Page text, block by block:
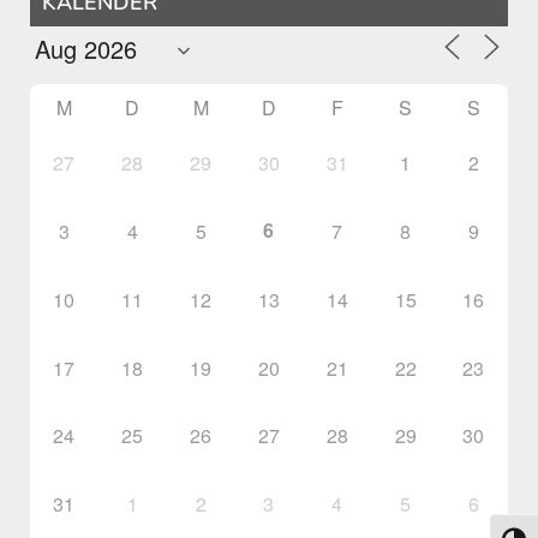
M D M D F S S
27 28 29 30 31 1 2
3 4 5 6 7 8 9
10 11 12 13 14 15 16
17 18 19 20 21 22 23
24 25 26 27 28 29 30
31 1 2 3 4 5 6